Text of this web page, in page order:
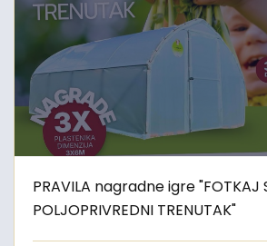
PRAVILA nagradne igre "FOTKAJ
POLJOPRIVREDNI TRENUTAK"